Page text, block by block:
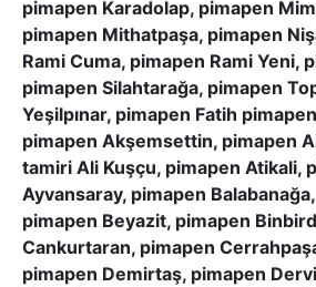
pimapen Karadolap, pimapen
pimapen Mithatpaşa, pimapen
Rami Cuma, pimapen Rami Yeni,
pimapen Silahtarağa, pimapen
Yeşilpınar, pimapen Fatih
pimapen Akşemsettin, pimapen
tamiri Ali Kuşçu, pimapen Atikali,
Ayvansaray, pimapen
pimapen Beyazit, pimapen
Cankurtaran, pimapen
pimapen Demirtaş, pimapen